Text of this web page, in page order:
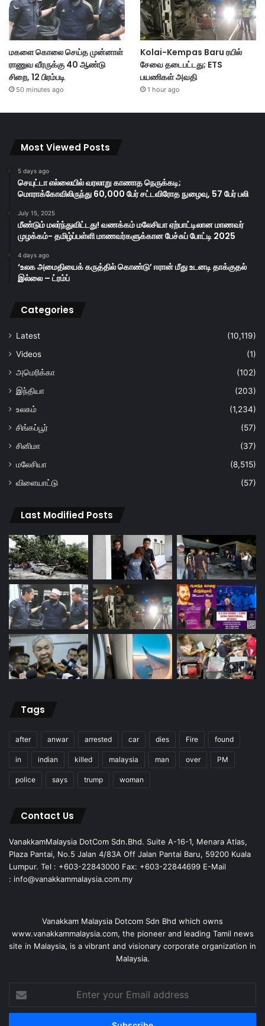
மகளை கொலை செய்த முன்னாள்
ராணுவ வீரருக்கு 40 ஆண்டு
சிறை, 12 பிரம்படி
50 minutes ago
Kolai-Kempas Baru ரயில்
சேவை தடைபட்டது; ETS
பயணிகள் அவதி
1 hour ago
Most Viewed Posts
5 days ago
செயுட்டா எல்லையில் வரலாறு காணாத நெருக்கடி;
மொராக்கோவிலிருந்து 60,000 பேர் சட்டவிரோத நுழைவு, 57 பேர் பலி
July 15, 2025
மீண்டும் மலர்ந்துவிட்டது! வணக்கம் மலேசியா ஏற்பாட்டிலான மாணவர்
முழக்கம்- தமிழ்ப்பள்ளி மாணவர்களுக்கான பேச்சுப் போட்டி 2025
4 days ago
‘உலக அமைதியைக் கருத்தில் கொண்டு’ ஈரான் மீது உடனடி தாக்குதல்
இல்லை – ட்ரம்ப்
Categories
Latest
(10,119)
Videos
(1)
அமெரிக்கா
(102)
இந்தியா
(203)
உலகம்
(1,234)
சிங்கப்பூர்
(57)
சினிமா
(37)
மலேசியா
(8,515)
விளையாட்டு
(57)
Last Modified Posts
Tags
after anwar arrested car dies Fire found
in indian killed malaysia man over PM
police says trump woman
Contact Us
VanakkamMalaysia DotCom Sdn.Bhd. Suite A-16-1, Menara Atlas,
Plaza Pantai, No.5 Jalan 4/83A Off Jalan Pantai Baru, 59200 Kuala
Lumpur. Tel : +603-22843000 Fax: +603-22844699 E-Mail
: info@vanakkammalaysia.com.my
Vanakkam Malaysia Dotcom Sdn Bhd which owns
www.vanakkammalaysia.com, the pioneer and leading Tamil news
site in Malaysia, is a vibrant and visionary corporate organization in
Malaysia.
your
Email